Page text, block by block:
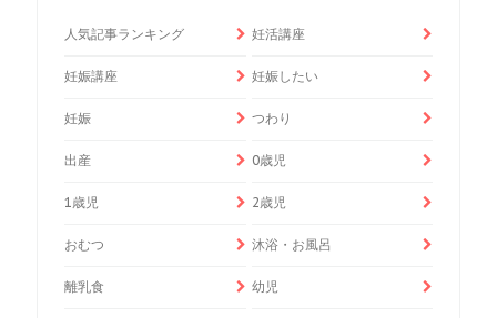
人気記事ランキング 妊活講座
妊娠講座 妊娠したい
妊娠 つわり
出産 0歳児
1歳児 2歳児
おむつ 沐浴・お風呂
離乳食 幼児